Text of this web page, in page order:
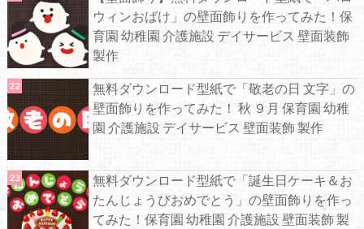
ウィンおばけ」の壁面飾りを作ってみた！保
育園 幼稚園 介護施設 デイサービス 壁面装飾
製作
無料ダウンロード型紙で「敬老の日 文字」の
壁面飾りを作ってみた！ 秋 ９月 保育園 幼稚
園 介護施設 デイサービス 壁面装飾 製作
無料ダウンロード型紙で「誕生日ケーキ＆お
たんじょうびおめでとう」の壁面飾りを作っ
てみた！保育園 幼稚園 介護施設 壁面装飾 製